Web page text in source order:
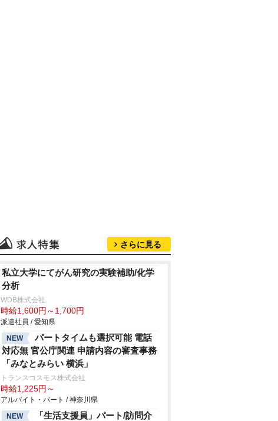
さらに見る
私立大学にてがん研究の実験補助/化学
分析
WDB株式会社
時給1,600円～1,700円
派遣社員 / 愛知県
NEW
パートタイムも選択可能 電話
対応無 官公庁関連 申請内容の審査事務
「みなとみらい 横浜」
トランスコスモス株式会社
時給1,225円～
アルバイト・パート / 神奈川県
NEW
「生活支援員」パート/訪問介